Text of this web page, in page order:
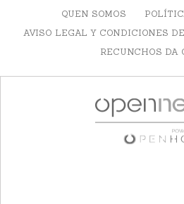
QUEN SOMOS
AVISO LEGAL Y CONDICIONES
RECUNCHOS DA